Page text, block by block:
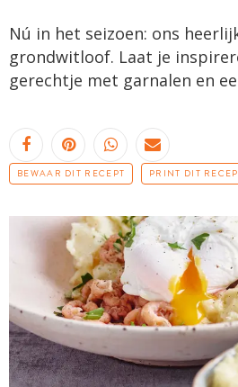
Nú in het seizoen: ons
grondwitloof. Laat je
gerechtje met garnalen en
BEWAAR DIT RECEPT PRINT DIT